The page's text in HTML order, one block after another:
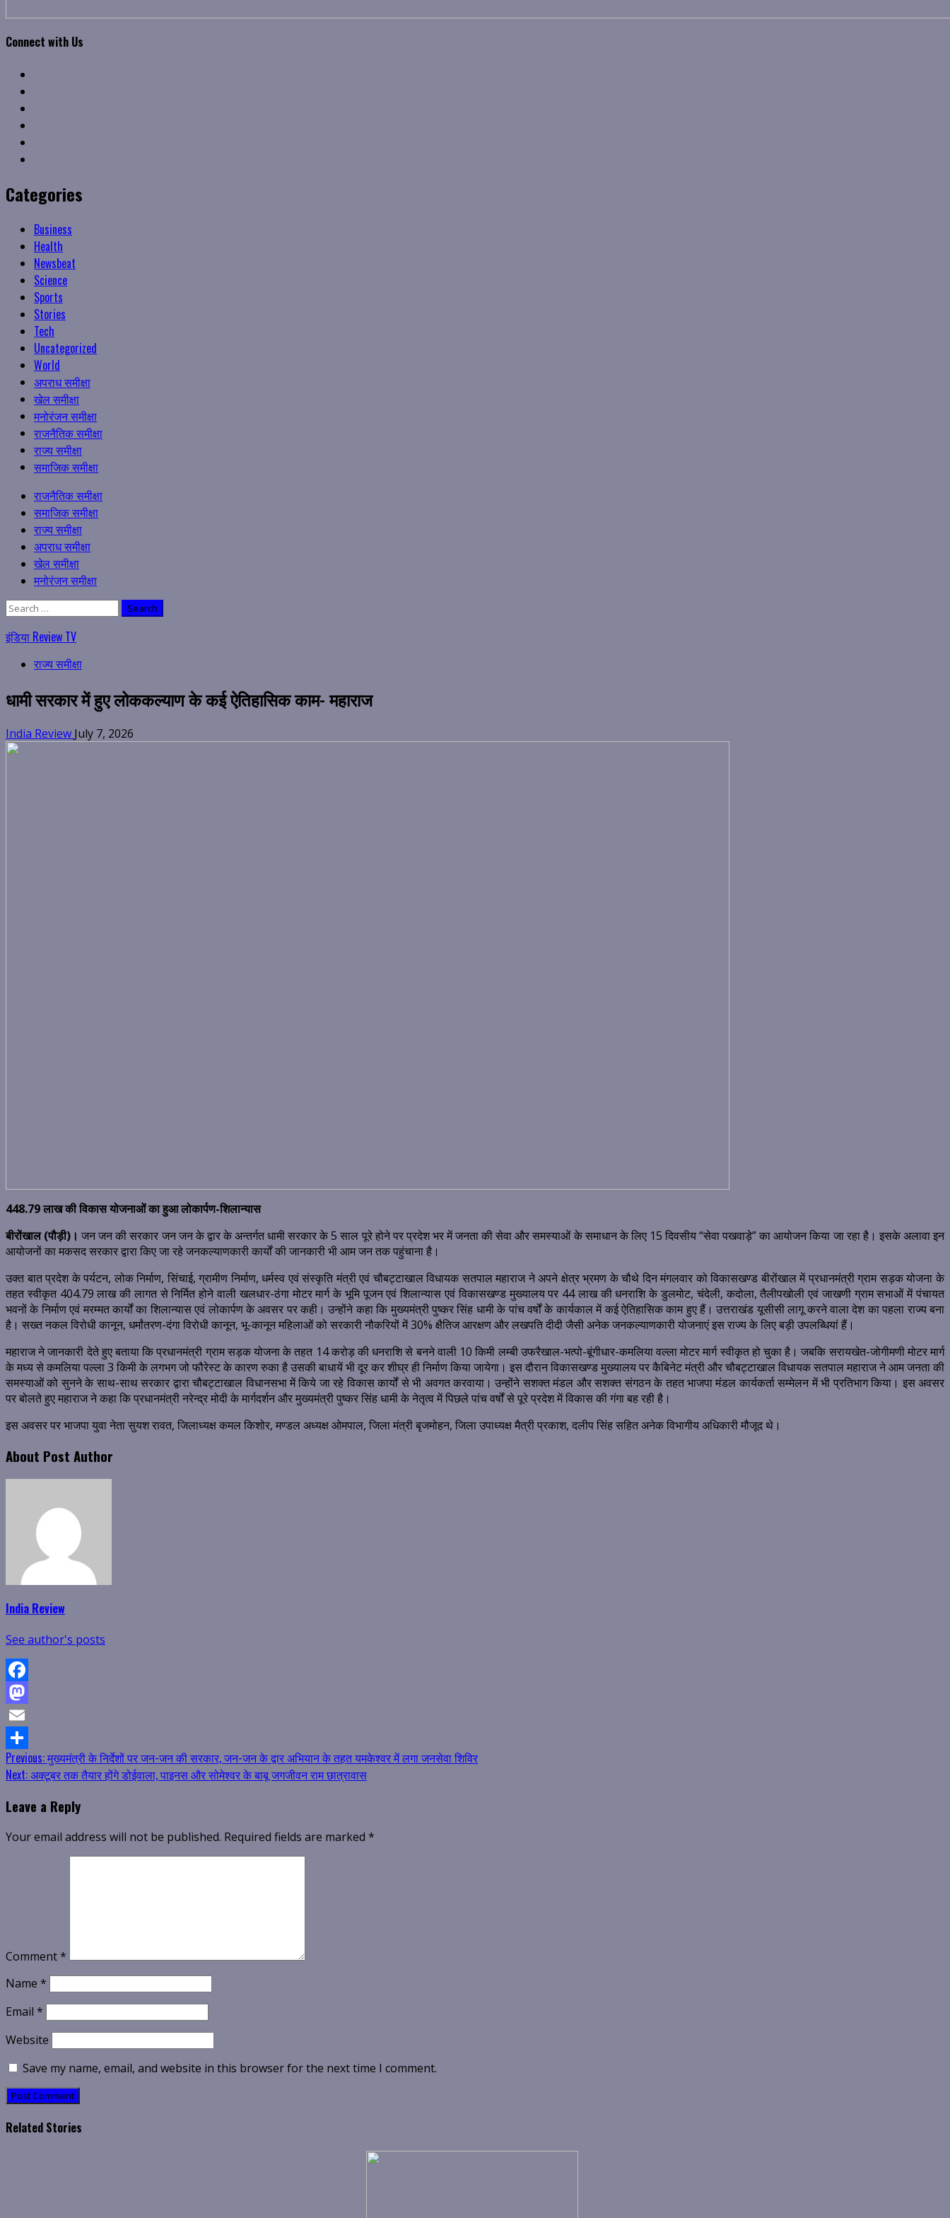
Connect with Us
Categories
Business
Health
Newsbeat
Science
Sports
Stories
Tech
Uncategorized
World
अपराध समीक्षा
खेल समीक्षा
मनोरंजन समीक्षा
राजनैतिक समीक्षा
राज्य समीक्षा
समाजिक समीक्षा
Primary
Menu
राजनैतिक समीक्षा
समाजिक समीक्षा
राज्य समीक्षा
अपराध समीक्षा
खेल समीक्षा
मनोरंजन समीक्षा
Search
इंडिया Review TV
राज्य समीक्षा
धामी सरकार में हुए लोककल्याण के कई ऐतिहासिक काम- महाराज
India Review July 7, 2026
448.79 लाख की विकास योजनाओं का हुआ लोकार्पण-शिलान्यास
बीरोंखाल (पौड़ी)। जन जन की सरकार जन जन के द्वार के अन्तर्गत धामी सरकार के 5 साल पूरे होने पर प्रदेश भर में जनता की सेवा और समस्याओं के समाधान के लिए 15 दिवसीय “सेवा पखवाड़े” का आयोजन किया जा रहा है। इसके अलावा इन
आयोजनों का मकसद सरकार द्वारा किए जा रहे जनकल्याणकारी कार्यों की जानकारी भी आम जन तक पहुंचाना है।
उक्त बात प्रदेश के पर्यटन, लोक निर्माण, सिंचाई, ग्रामीण निर्माण, धर्मस्व एवं संस्कृति मंत्री एवं चौबट्टाखाल विधायक सतपाल महाराज ने अपने क्षेत्र भ्रमण के चौथे दिन मंगलवार को विकासखण्ड बीरोंखाल में प्रधानमंत्री ग्राम सड़क योजना के
तहत स्वीकृत 404.79 लाख की लागत से निर्मित होने वाली खलधार-ठंगा मोटर मार्ग के भूमि पूजन एवं शिलान्यास एवं विकासखण्ड मुख्यालय पर 44 लाख की धनराशि के डुलमोट, चंदेली, कदोला, तैलीपखोली एवं जाखणी ग्राम सभाओं में पंचायत
भवनों के निर्माण एवं मरम्मत कार्यों का शिलान्यास एवं लोकार्पण के अवसर पर कही। उन्होंने कहा कि मुख्यमंत्री पुष्कर सिंह धामी के पांच वर्षों के कार्यकाल में कई ऐतिहासिक काम हुए हैं। उत्तराखंड यूसीसी लागू करने वाला देश का पहला राज्य बना
है। सख्त नकल विरोधी कानून, धर्मांतरण-दंगा विरोधी कानून, भू-कानून महिलाओं को सरकारी नौकरियों में 30% क्षैतिज आरक्षण और लखपति दीदी जैसी अनेक जनकल्याणकारी योजनाएं इस राज्य के लिए बड़ी उपलब्धियां हैं।
महाराज ने जानकारी देते हुए बताया कि प्रधानमंत्री ग्राम सड़क योजना के तहत 14 करोड़ की धनराशि से बनने वाली 10 किमी लम्बी उफरैखाल-भत्पो-बूंगीधार-कमलिया वल्ला मोटर मार्ग स्वीकृत हो चुका है। जबकि सरायखेत-जोगीमणी मोटर मार्ग
के मध्य से कमलिया पल्ला 3 किमी के लगभग जो फौरेस्ट के कारण रुका है उसकी बाधायें भी दूर कर शीघ्र ही निर्माण किया जायेगा। इस दौरान विकासखण्ड मुख्यालय पर कैबिनेट मंत्री और चौबट्टाखाल विधायक सतपाल महाराज ने आम जनता की
समस्याओं को सुनने के साथ-साथ सरकार द्वारा चौबट्टाखाल विधानसभा में किये जा रहे विकास कार्यों से भी अवगत करवाया। उन्होंने सशक्त मंडल और सशक्त संगठन के तहत भाजपा मंडल कार्यकर्ता सम्मेलन में भी प्रतिभाग किया। इस अवसर
पर बोलते हुए महाराज ने कहा कि प्रधानमंत्री नरेन्द्र मोदी के मार्गदर्शन और मुख्यमंत्री पुष्कर सिंह धामी के नेतृत्व में पिछले पांच वर्षों से पूरे प्रदेश में विकास की गंगा बह रही है।
इस अवसर पर भाजपा युवा नेता सुयश रावत, जिलाध्यक्ष कमल किशोर, मण्डल अध्यक्ष ओमपाल, जिला मंत्री बृजमोहन, जिला उपाध्यक्ष मैत्री प्रकाश, दलीप सिंह सहित अनेक विभागीय अधिकारी मौजूद थे।
About Post Author
India Review
See author's posts
Facebook
Mastodon
Email
Share
Continue
Reading
Previous:मुख्यमंत्री के निर्देशों पर जन-जन की सरकार, जन-जन के द्वार अभियान के तहत यमकेश्वर में लगा जनसेवा शिविर
Next:अक्टूबर तक तैयार होंगे डोईवाला, पाइनस और सोमेश्वर के बाबू जगजीवन राम छात्रावास
Leave a Reply
Your email address will not be published. Required fields are marked *
Comment*
Name *
Email *
Website
Save my name, email, and website in this browser for the next time I comment.
Related Stories